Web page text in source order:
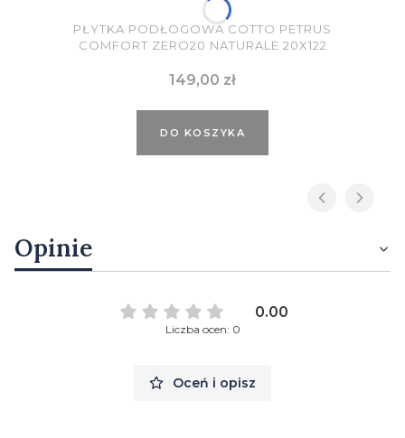
PŁYTKA PODŁOGOWA COTTO PETRUS
COMFORT ZERO20 NATURALE 20X122
Cena
149,00 zł
DO KOSZYKA
Opinie
0.00
Liczba ocen: 0
Oceń i opisz